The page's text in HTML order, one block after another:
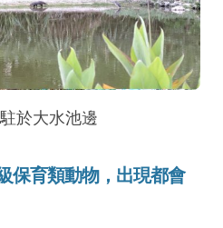
於大水池邊
保育類動物，出現都會